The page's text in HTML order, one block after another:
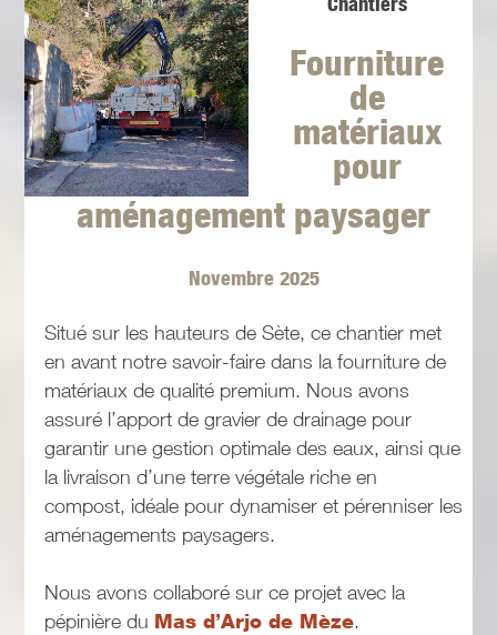
Fourniture
de
matériaux
pour
aménagement paysager
Novembre 2025
Situé sur les hauteurs de Sète, ce chantier met
en avant notre savoir-faire dans la fourniture de
matériaux de qualité premium. Nous avons
assuré l’apport de gravier de drainage pour
garantir une gestion optimale des eaux, ainsi que
la livraison d’une terre végétale riche en
compost, idéale pour dynamiser et pérenniser les
aménagements paysagers.
Nous avons collaboré sur ce projet avec la
pépinière du Mas d’Arjo de Mèze.